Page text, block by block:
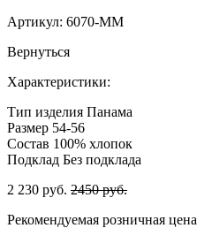
Артикул: 6070-MM
Вернуться
Характеристики:
Тип изделия Панама
Размер 54-56
Состав 100% хлопок
Подклад Без подклада
2 230 руб. 2450 руб.
Рекомендуемая розничная цена